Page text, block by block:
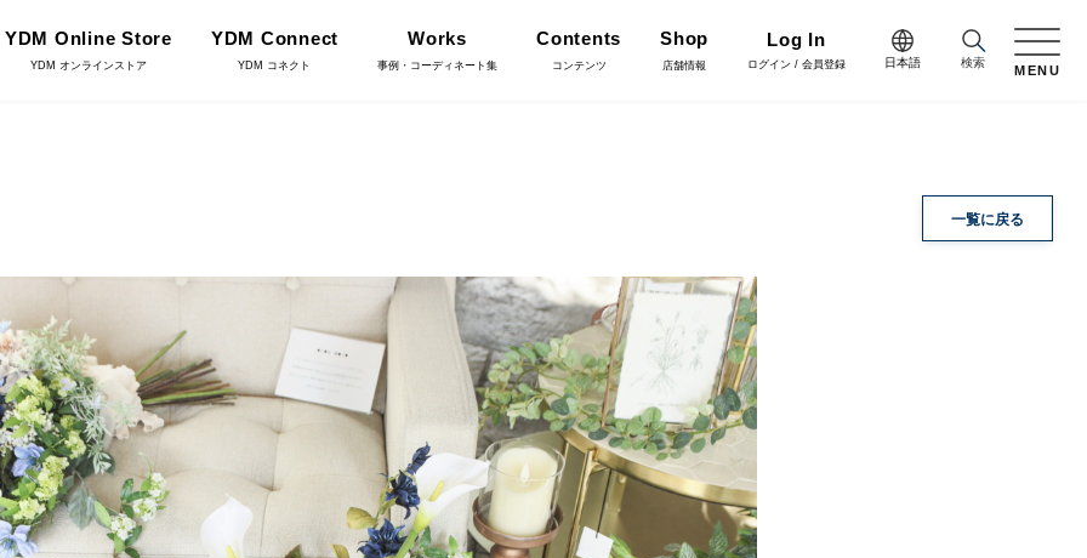
YDM Online Store
YDM オンラインストア
プリザーブドフラワー
リボン
貨 クリスマス雑貨 正月雑貨
アイテム 家具 什器・スタンド・ベース
YDM Connect
YDM コネクト
Works
事例・コーディネート集
Contents
コンテンツ
コーディネート
Arrange/Craft
アレンジ・クラフト
Staff blog
スタッフブログ
Shop
店舗情報
Log In
ログイン / 会員登録 日本語 検索 MENU
YDM Connect 会員登録・取引申請
店舗情報・営業日 会社情報
一覧に戻る